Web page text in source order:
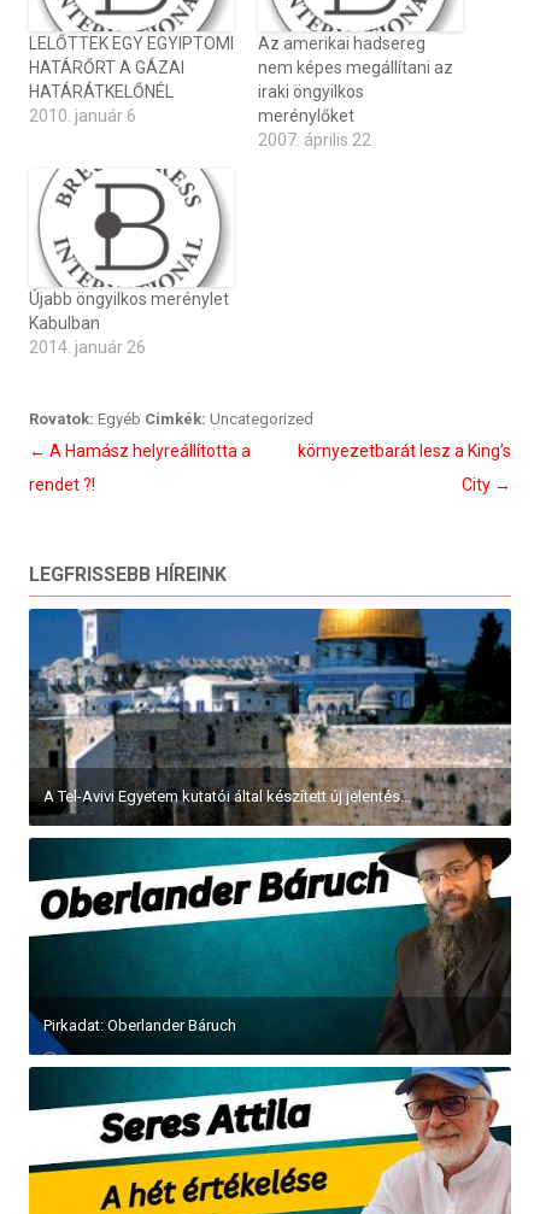
LELŐTTEK EGY EGYIPTOMI
HATÁRŐRT A GÁZAI
HATÁRÁTKELŐNÉL
2010. január 6
Az amerikai hadsereg
nem képes megállítani az
iraki öngyilkos
merénylőket
2007. április 22
Újabb öngyilkos merénylet
Kabulban
2014. január 26
Rovatok: Egyéb Cimkék: Uncategorized
Bejegyzés
navigáció
← A Hamász helyreállította a
rendet ?!
környezetbarát lesz a King’s
City →
LEGFRISSEBB HÍREINK
Pirkadat: Balázs Péter – Mestertervek, vagy...
Pirkadat: Becsey Zsolt – Mi lesz a pótköltségvetésben?